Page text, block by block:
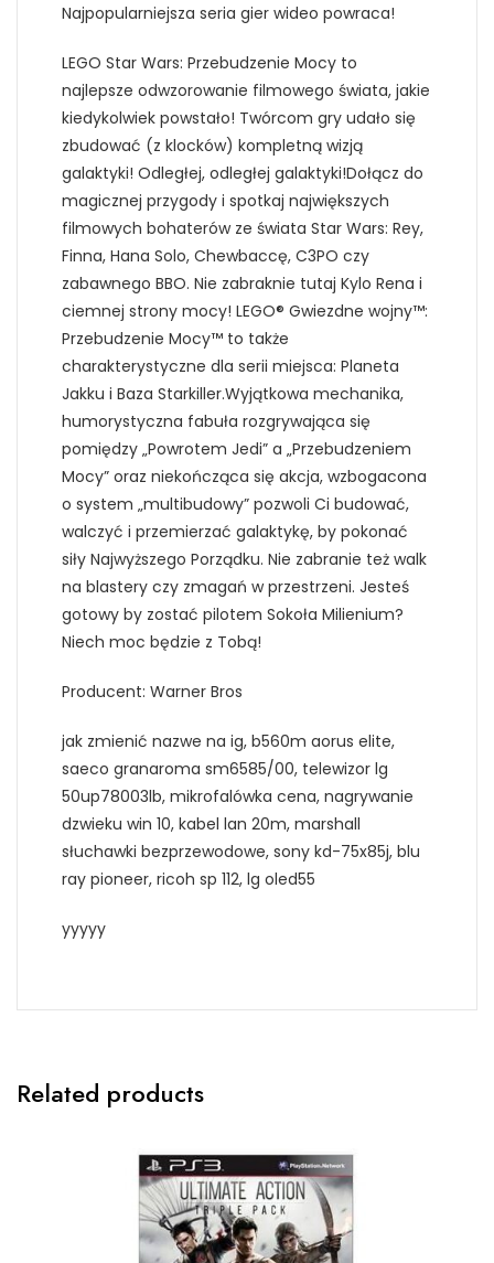
Najpopularniejsza seria gier wideo powraca!
LEGO Star Wars: Przebudzenie Mocy to
najlepsze odwzorowanie filmowego świata, jakie
kiedykolwiek powstało! Twórcom gry udało się
zbudować (z klocków) kompletną wizją
galaktyki! Odległej, odległej galaktyki!Dołącz do
magicznej przygody i spotkaj największych
filmowych bohaterów ze świata Star Wars: Rey,
Finna, Hana Solo, Chewbaccę, C3PO czy
zabawnego BBO. Nie zabraknie tutaj Kylo Rena i
ciemnej strony mocy! LEGO® Gwiezdne wojny™:
Przebudzenie Mocy™ to także
charakterystyczne dla serii miejsca: Planeta
Jakku i Baza Starkiller.Wyjątkowa mechanika,
humorystyczna fabuła rozgrywająca się
pomiędzy „Powrotem Jedi” a „Przebudzeniem
Mocy” oraz niekończąca się akcja, wzbogacona
o system „multibudowy” pozwoli Ci budować,
walczyć i przemierzać galaktykę, by pokonać
siły Najwyższego Porządku. Nie zabranie też walk
na blastery czy zmagań w przestrzeni. Jesteś
gotowy by zostać pilotem Sokoła Milienium?
Niech moc będzie z Tobą!
Producent: Warner Bros
jak zmienić nazwe na ig, b560m aorus elite,
saeco granaroma sm6585/00, telewizor lg
50up78003lb, mikrofalówka cena, nagrywanie
dzwieku win 10, kabel lan 20m, marshall
słuchawki bezprzewodowe, sony kd-75x85j, blu
ray pioneer, ricoh sp 112, lg oled55
yyyyy
Related products